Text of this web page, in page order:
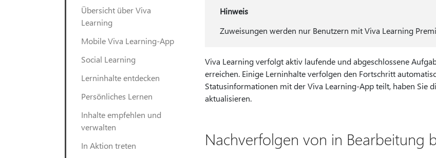
Übersicht über Viva
Learning
Mobile Viva Learning-App
Social Learning
Lerninhalte entdecken
Persönliches Lernen
Inhalte empfehlen und
verwalten
In Aktion treten
Hinweis
Zuweisungen werden nur Benutzern mit Viva Learning
Viva Learning verfolgt aktiv laufende und abgeschlossene
erreichen. Einige Lerninhalte verfolgen den Fortschritt
Statusinformationen mit der Viva Learning-App teilt, haben Sie
aktualisieren.
Nachverfolgen von in Bearbeitung